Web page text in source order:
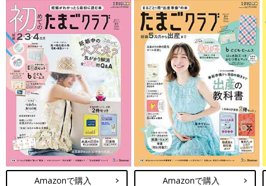
Amazonで購入 Amazonで購入